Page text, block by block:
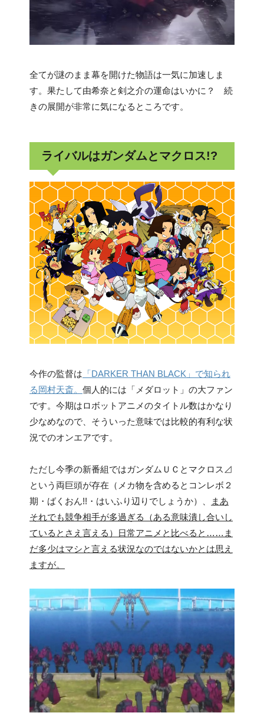
全てが謎のまま幕を開けた物語は一気に加速しま
す。果たして由希奈と剣之介の運命はいかに？ 続
きの展開が非常に気になるところです。
ライバルはガンダムとマクロス!?
今作の監督は 「DARKER THAN BLACK」で知られ
る岡村天斎。 個人的には「メダロット」の大ファン
です。今期はロボットアニメのタイトル数はかなり
少なめなので、そういった意味では比較的有利な状
況でのオンエアです。
ただし今季の新番組ではガンダムＵＣとマクロス⊿
という両巨頭が存在（メカ物を含めるとコンレボ２
期・ばくおん!!・はいふり辺りでしょうか）、
まあ
それでも競争相手が多過ぎる（ある意味潰し合いし
ているとさえ言える）日常アニメと比べると……ま
だ多少はマシと言える状況なのではないかとは思え
ますが。